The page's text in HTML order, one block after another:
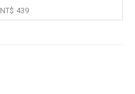
NT$ 439